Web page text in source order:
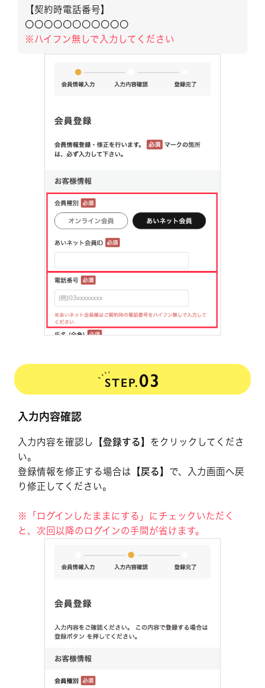
【契約時電話番号】
〇〇〇〇〇〇〇〇〇〇〇
※ハイフン無しで入力してください
STEP.03
入力内容確認
入力内容を確認し 【登録する】 をクリックしてくださ
い。
登録情報を修正する場合は 【戻る】 で、入力画面へ戻
り修正してください。
※「ログインしたままにする」にチェックいただく
と、次回以降のログインの手間が省けます。